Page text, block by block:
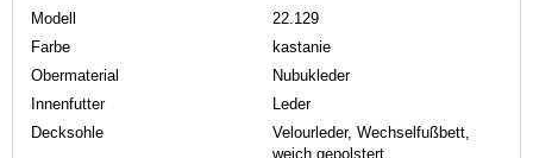
Modell
22.129
Farbe
kastanie
Obermaterial
Nubukleder
Innenfutter
Leder
Decksohle
Velourleder, Wechselfußbett,
weich gepolstert